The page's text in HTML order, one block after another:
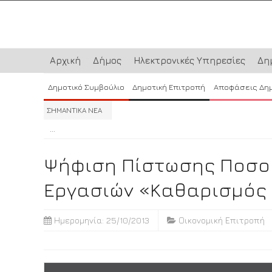
Αρχική Δήμος Ηλεκτρονικές Υπηρεσίες
Δημοτικό Συμβούλιο Δημοτική Επιτροπή Αποφάσεις
ΣΗΜΑΝΤΙΚΑ ΝΕΑ
...
Ψήφιση Πίστωσης
Εργασιών «Καθαρισμός
Ημερομηνία: 25/10/2013 Οικονομική Επιτροπή